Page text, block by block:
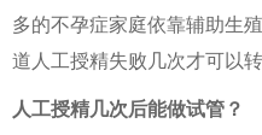
睿果国际
多的不孕症家庭依靠辅助生
道人工授精失败几次才可以
人工授精几次后能做试管？